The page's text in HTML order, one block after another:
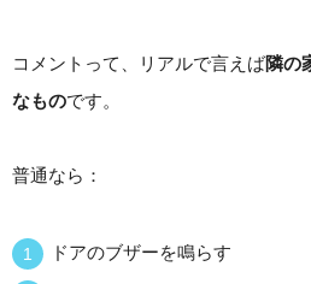
コメントって、リアルで言えば隣の
なものです。
普通なら：
ドアのブザーを鳴らす